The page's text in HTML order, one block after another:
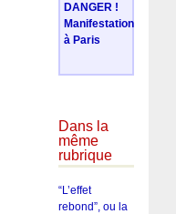
DANGER !
Manifestation
à Paris
Dans la
même
rubrique
“L’effet
rebond”, ou la